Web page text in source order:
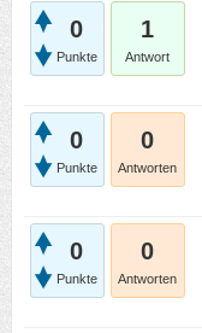
0
Punkte
1
Antwort
0
Punkte
0
Antworten
0
Punkte
0
Antworten